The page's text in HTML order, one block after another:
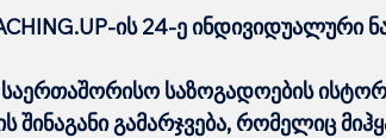
ის 24-ე ინდივიდუალური
საზოგადოების
შინაგანი გამარჯვება, რომელიც